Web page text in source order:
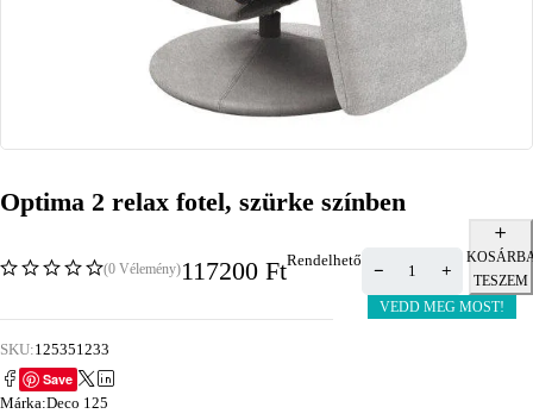
Optima 2 relax fotel, szürke színben
(0 Vélemény)117200 FtRendelhető
TESZEM
VEDD MEG MOST!
SKU:125351233
Save
Márka:Deco 125